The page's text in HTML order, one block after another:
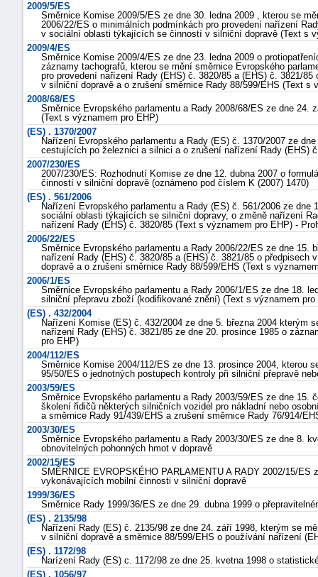
2009/5/ES
Směrnice Komise 2009/5/ES ze dne 30. ledna 2009 , kterou se
2006/22/ES o minimálních podmínkách pro provedení nařízení
v sociální oblasti týkajících se činností v silniční dopravě (Text s
2009/4/ES
Směrnice Komise 2009/4/ES ze dne 23. ledna 2009 o
záznamy tachografů, kterou se mění směrnice Evropského
pro provedení nařízení Rady (EHS) č. 3820/85 a (EHS) č. 3821/
v silniční dopravě a o zrušení směrnice Rady 88/599/EHS (Text s
2008/68/ES
Směrnice Evropského parlamentu a Rady 2008/68/ES ze dne 24.
(Text s významem pro EHP)
(ES) . 1370/2007
Nařízení Evropského parlamentu a Rady (ES) č. 1370/2007 ze
cestujících po železnici a silnici a o zrušení nařízení Rady (EHS)
2007/230/ES
2007/230/ES: Rozhodnutí Komise ze dne 12. dubna 2007 o
činností v silniční dopravě (oznámeno pod číslem K (2007) 1470)
(ES) . 561/2006
Nařízení Evropského parlamentu a Rady (ES) č. 561/2006 ze
sociální oblasti týkajících se silniční dopravy, o změně nařízení
nařízení Rady (EHS) č. 3820/85 (Text s významem pro EHP) -
2006/22/ES
Směrnice Evropského parlamentu a Rady 2006/22/ES ze dne 15.
nařízení Rady (EHS) č. 3820/85 a (EHS) č. 3821/85 o
dopravě a o zrušení směrnice Rady 88/599/EHS (Text s
2006/1/ES
Směrnice Evropského parlamentu a Rady 2006/1/ES ze dne 18.
silniční přepravu zboží (kodifikované znění) (Text s významem pro
(ES) . 432/2004
Nařízení Komise (ES) č. 432/2004 ze dne 5. března 2004 kterým
nařízení Rady (EHS) č. 3821/85 ze dne 20. prosince 1985 o
pro EHP)
2004/112/ES
Směrnice Komise 2004/112/ES ze dne 13. prosince 2004, kterou
95/50/ES o jednotných postupech kontroly při silniční přepravě
2003/59/ES
Směrnice Evropského parlamentu a Rady 2003/59/ES ze dne 15.
školení řidičů některých silničních vozidel pro nákladní nebo
a směrnice Rady 91/439/EHS a zrušení směrnice Rady 76/914/
2003/30/ES
Směrnice Evropského parlamentu a Rady 2003/30/ES ze dne 8.
obnovitelných pohonných hmot v dopravě
2002/15/ES
SMĚRNICE EVROPSKÉHO PARLAMENTU A RADY 2002/15/ES
vykonávajících mobilní činnosti v silniční dopravě
1999/36/ES
Směrnice Rady 1999/36/ES ze dne 29. dubna 1999 o
(ES) . 2135/98
Nařízení Rady (ES) č. 2135/98 ze dne 24. září 1998, kterým se
v silniční dopravě a směrnice 88/599/EHS o používání nařízení
(ES) . 1172/98
Narízení Rady (ES) c. 1172/98 ze dne 25. kvetna 1998 o
(ES) . 1056/97